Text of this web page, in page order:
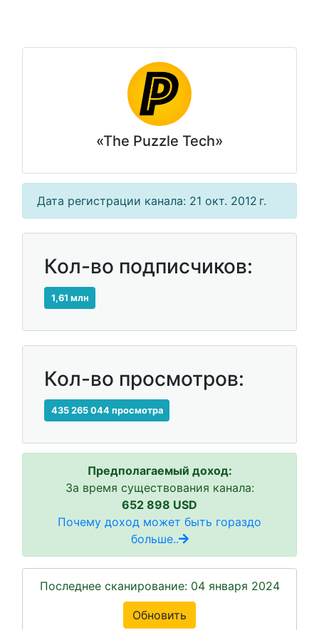
«The Puzzle Tech»
Дата регистрации канала: 21 окт. 2012 г.
Кол-во подписчиков:
1,61 млн
Кол-во просмотров:
435 265 044 просмотра
Предполагаемый доход:
За время существования канала:
652 898 USD
Почему доход может быть гораздо
больше..
Последнее сканирование: 04 января 2024
Обновить